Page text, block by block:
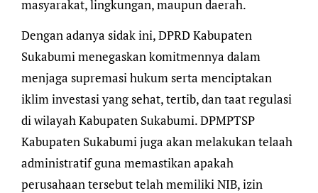
masyarakat, lingkungan, maupun daerah.
Dengan adanya sidak ini, DPRD Kabupaten
Sukabumi menegaskan komitmennya dalam
menjaga supremasi hukum serta menciptakan
iklim investasi yang sehat, tertib, dan taat regulasi
di wilayah Kabupaten Sukabumi. DPMPTSP
Kabupaten Sukabumi juga akan melakukan telaah
administratif guna memastikan apakah
perusahaan tersebut telah memiliki NIB, izin